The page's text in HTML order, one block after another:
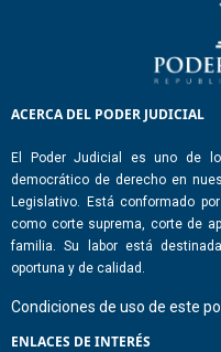
ACERCA DEL PODER JUDICIAL
El Poder Judicial es uno de
democrático de derecho en
Legislativo. Está conformado
como corte suprema, corte de
familia. Su labor está
oportuna y de calidad.
Condiciones de uso de este
ENLACES DE INTERÉS